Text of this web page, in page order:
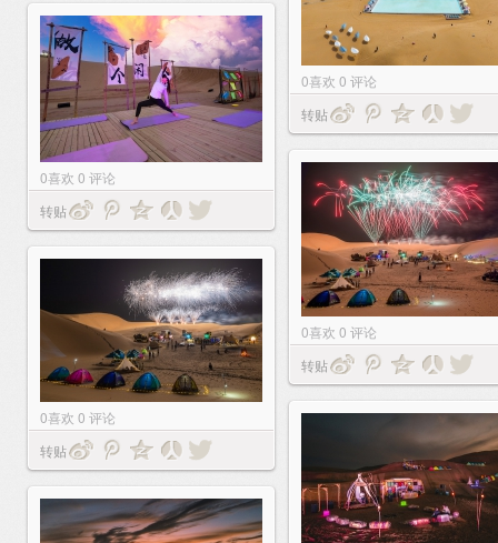
0喜欢 0 评论
转贴
0喜欢 0 评论
转贴
0喜欢 0 评论
转贴
0喜欢 0 评论
转贴